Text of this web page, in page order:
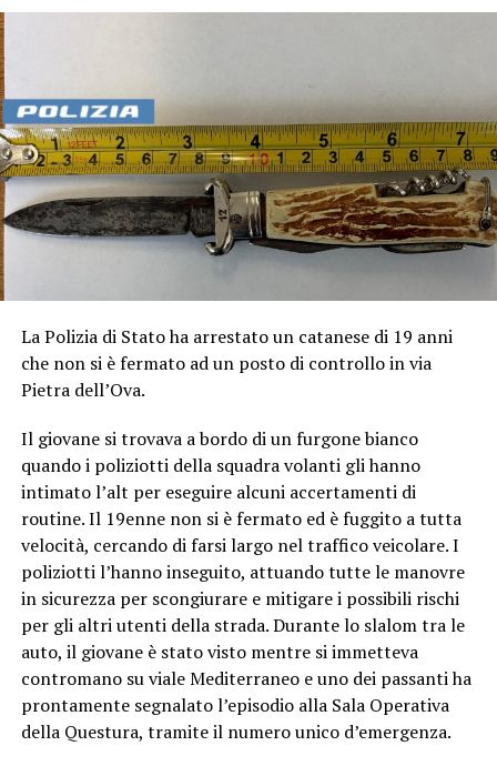
La Polizia di Stato ha arrestato un catanese di 19 anni
che non si è fermato ad un posto di controllo in via
Pietra dell’Ova.
Il giovane si trovava a bordo di un furgone bianco
quando i poliziotti della squadra volanti gli hanno
intimato l’alt per eseguire alcuni accertamenti di
routine. Il 19enne non si è fermato ed è fuggito a tutta
velocità, cercando di farsi largo nel traffico veicolare. I
poliziotti l’hanno inseguito, attuando tutte le manovre
in sicurezza per scongiurare e mitigare i possibili rischi
per gli altri utenti della strada. Durante lo slalom tra le
auto, il giovane è stato visto mentre si immetteva
contromano su viale Mediterraneo e uno dei passanti ha
prontamente segnalato l’episodio alla Sala Operativa
della Questura, tramite il numero unico d’emergenza.